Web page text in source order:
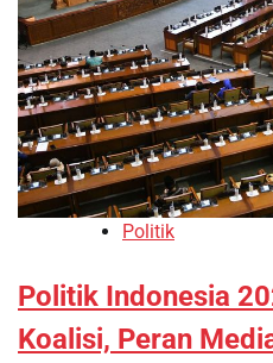
Politik
Politik Indonesia
Koalisi, Peran